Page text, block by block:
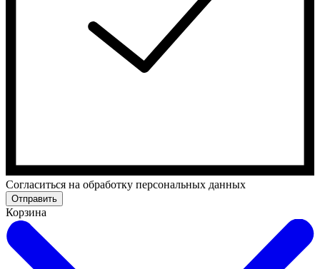
Cогласиться на обработку персональных данных
Отправить
Корзина